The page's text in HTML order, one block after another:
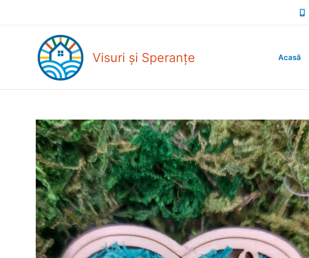
Visuri și Speranțe Acasă